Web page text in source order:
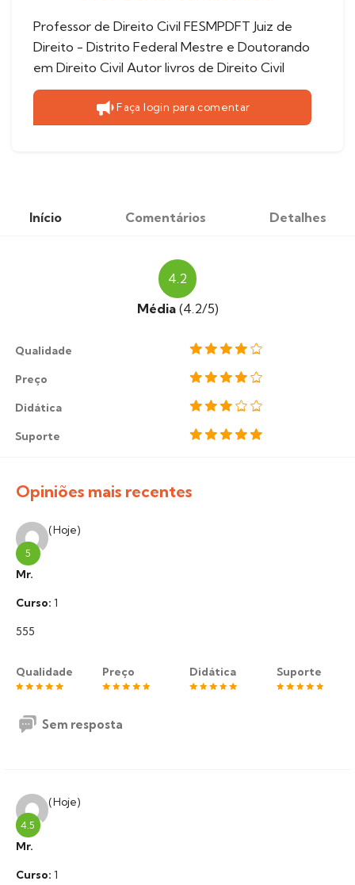
Professor de Direito Civil FESMPDFT Juiz de
Direito - Distrito Federal Mestre e Doutorando
em Direito Civil Autor livros de Direito Civil
Faça login para comentar
Início Comentários Detalhes
4.2
Média (4.2/5)
Qualidade
Preço
Didática
Suporte
Opiniões mais recentes
5
(Hoje)
Mr.
Curso: 1
555
Qualidade Preço Didática Suporte
Sem resposta
4.5
(Hoje)
Mr.
Curso: 1